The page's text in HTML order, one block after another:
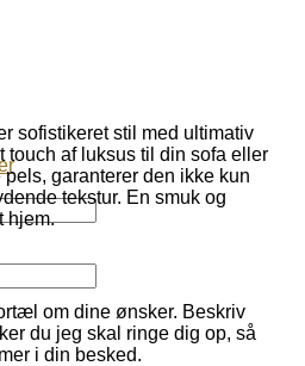
sofistikeret stil med ultimativ
touch af luksus til din sofa eller
garanterer den ikke kun
tekstur. En smuk og
hjem.
om dine ønsker. Beskriv
du jeg skal ringe dig op, så
i din besked.